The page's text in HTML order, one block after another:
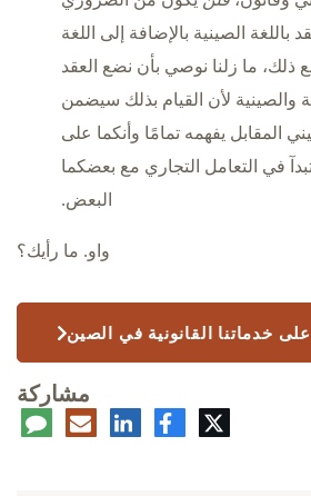
باللغة الصينية بالإضافة إلى اللغة
ذلك، ما زلنا نوصي بأن نضع العقد
والصينية لأن القيام بذلك سيضمن
المقابل يفهمه تمامًا وأنكما على
في التعامل التجاري مع بعضكما
البعض.
واو. ما رأيك؟
خدماتنا القانونية في الصين
مشاركة
تويتر فيسبوكلينكدإنالبريد